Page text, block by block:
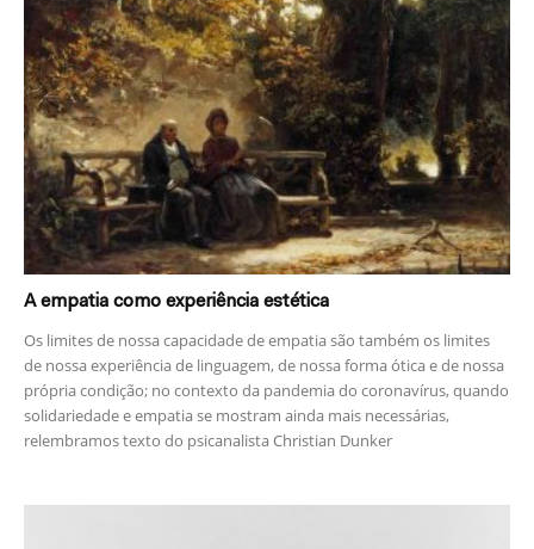
A empatia como experiência estética
Os limites de nossa capacidade de empatia são também os limites
de nossa experiência de linguagem, de nossa forma ótica e de nossa
própria condição; no contexto da pandemia do coronavírus, quando
solidariedade e empatia se mostram ainda mais necessárias,
relembramos texto do psicanalista Christian Dunker